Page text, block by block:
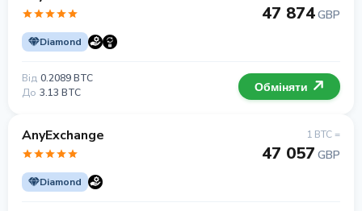
Diamond
47 874GBP
Від 0.2089 BTC
До 3.13 BTC Обміняти
AnyExchange
Diamond
1 BTC =
47 057 GBP